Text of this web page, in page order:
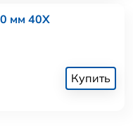
мм 40Х
Купить